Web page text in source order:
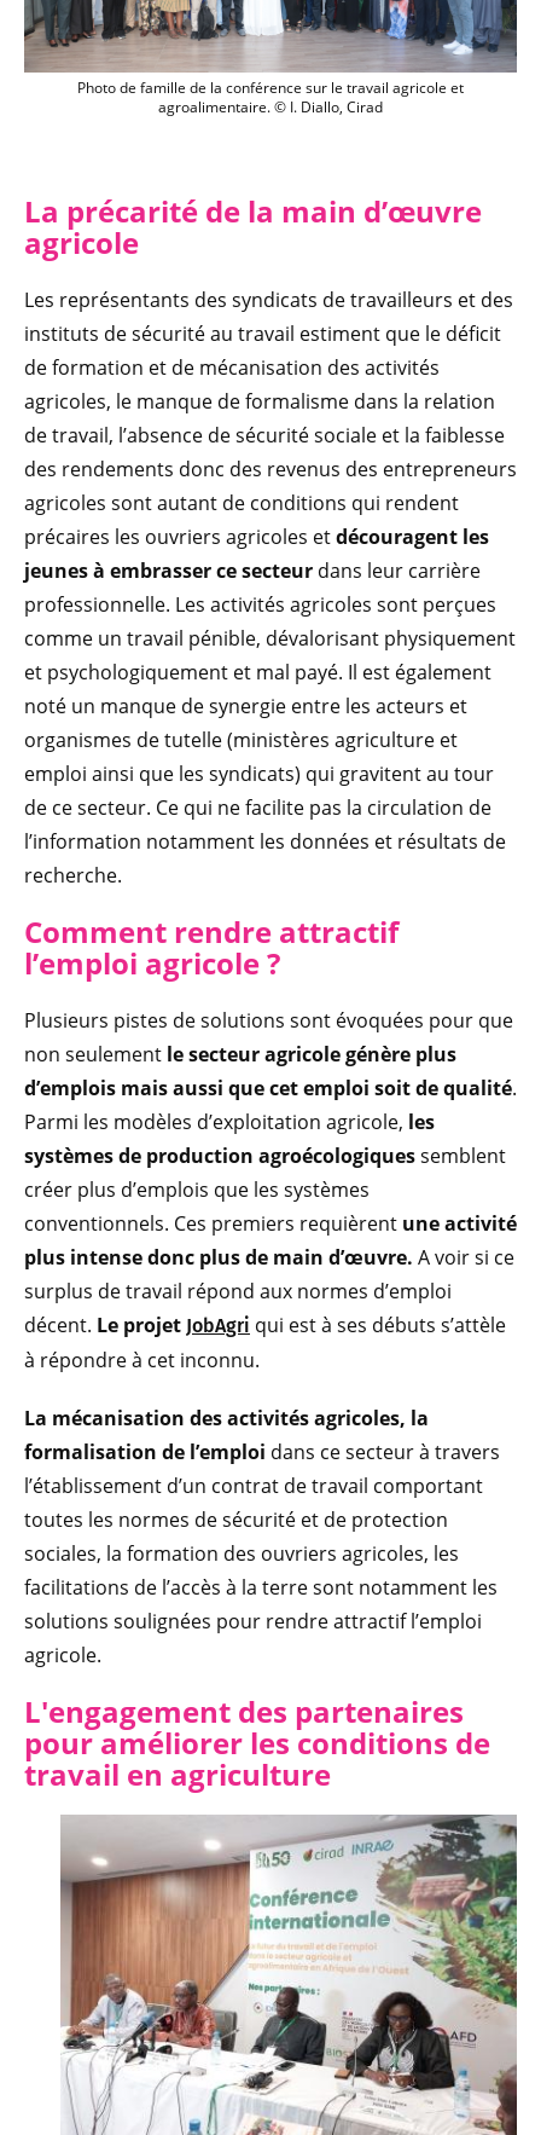
Photo de famille de la conférence sur
Photo de famille de la conférence sur le travail agricole et
agroalimentaire. © I. Diallo, Cirad
La précarité de la main d’œuvre
agricole
Les représentants des syndicats de travailleurs et des
instituts de sécurité au travail estiment que le déficit
de formation et de mécanisation des activités
agricoles, le manque de formalisme dans la relation
de travail, l’absence de sécurité sociale et la faiblesse
des rendements donc des revenus des entrepreneurs
agricoles sont autant de conditions qui rendent
précaires les ouvriers agricoles etdécouragent les
jeunes à embrasser ce secteur dans leur carrière
professionnelle. Les activités agricoles sont perçues
comme un travail pénible, dévalorisant physiquement
et psychologiquement et mal payé. Il est également
noté un manque de synergie entre les acteurs et
organismes de tutelle (ministères agriculture et
emploi ainsi que les syndicats) qui gravitent au tour
de ce secteur. Ce qui ne facilite pas la circulation de
l’information notamment les données et résultats de
recherche.
Comment rendre attractif
l’emploi agricole ?
Plusieurs pistes de solutions sont évoquées pour que
non seulement le secteur agricole génère plus
d’emplois mais aussi que cet emploi soit de qualité.
Parmi les modèles d’exploitation agricole, les
systèmes de production agroécologiquessemblent
créer plus d’emplois que les systèmes
conventionnels. Ces premiers requièrent une activité
plus intense donc plus de main d’œuvre. A voir si ce
surplus de travail répond aux normes d’emploi
décent. Le projet JobAgri qui est à ses débuts s’attèle
à répondre à cet inconnu.
La mécanisation des activités agricoles, la
formalisation de l’emploi dans ce secteur à travers
l’établissement d’un contrat de travail comportant
toutes les normes de sécurité et de protection
sociales, la formation des ouvriers agricoles, les
facilitations de l’accès à la terre sont notamment les
solutions soulignées pour rendre attractif l’emploi
agricole.
L'engagement des partenaires
pour améliorer les conditions de
travail en agriculture